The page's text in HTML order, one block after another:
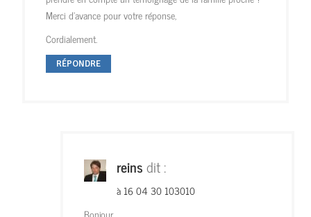
Merci d’avance pour votre réponse,
Cordialement.
RÉPONDRE
reinsdit :
à 16 04 30 103010